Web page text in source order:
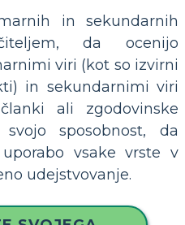
in sekundarnih
da ocenijo
viri (kot so izvirni
in sekundarnimi viri
ali zgodovinske
sposobnost, da
vsake vrste v
udejstvovanje.